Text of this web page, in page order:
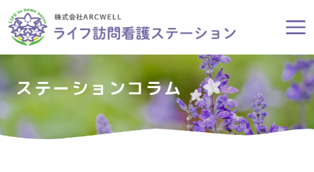
ステーションコラム